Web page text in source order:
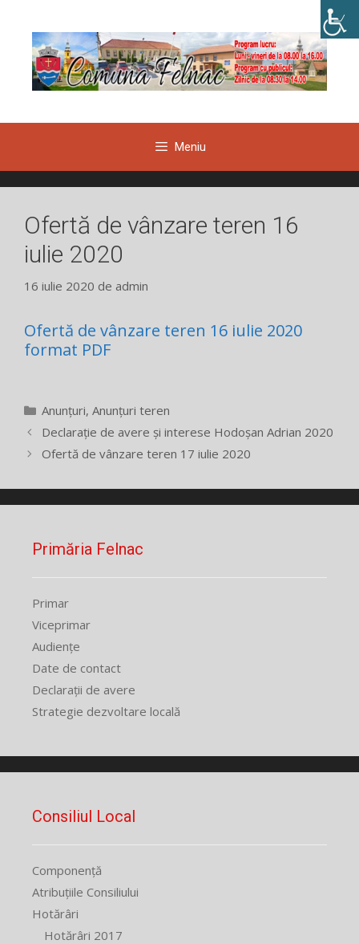
conținut
Meniu
Ofertă de vânzare teren 16
iulie 2020
16 iulie 2020 de admin
Ofertă de vânzare teren 16 iulie 2020
format PDF
Categorii
Anunțuri, Anunțuri teren
Declarație de avere și interese Hodoșan Adrian 2020
Ofertă de vânzare teren 17 iulie 2020
Primăria Felnac
Primar
Viceprimar
Audiențe
Date de contact
Declarații de avere
Strategie dezvoltare locală
Consiliul Local
Componență
Atribuțiile Consiliului
Hotărâri
Hotărâri 2017